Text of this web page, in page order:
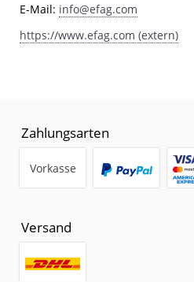
E-Mail: info@efag.com
https://www.efag.com (extern)
Zahlungsarten
Vorkasse
Versand